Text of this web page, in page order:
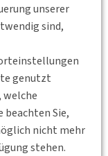
unserer
sind,
genutzt
welche
Sie,
nicht mehr
stehen.
Maaser, DB
Umbau- und
Präsentation
Austausch.
weshalb
um eine
2023, an